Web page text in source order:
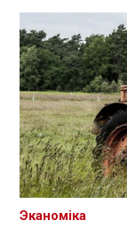
Эканоміка